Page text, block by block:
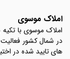
املاک موسوی
املاک موسوی با
در شمال کشور فعالیت
های تایید شده در